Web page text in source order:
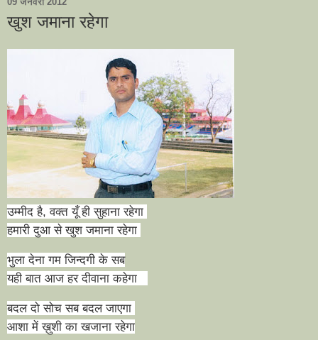
खुश जमाना रहेगा
उम्मीद है,वक्त यूँ ही सुहाना रहेगा
हमारी दुआ से खुश जमाना रहेगा
भुला देना गम जिन्दगी के सब
यही बात आज हर दीवाना कहेगा
बदल दो सोच सब बदल जाएगा
आशा में ख़ुशी का खजाना रहेगा